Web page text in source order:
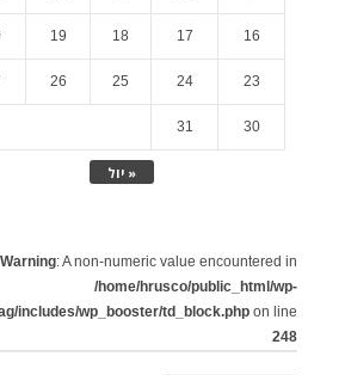
« יול
16
17
18
19
23
24
25
26
30
31
Warning: A non-numeric value encountered in
/home/hrusco/public_html/wp-
includes/wp_booster/td_block.php on line
248